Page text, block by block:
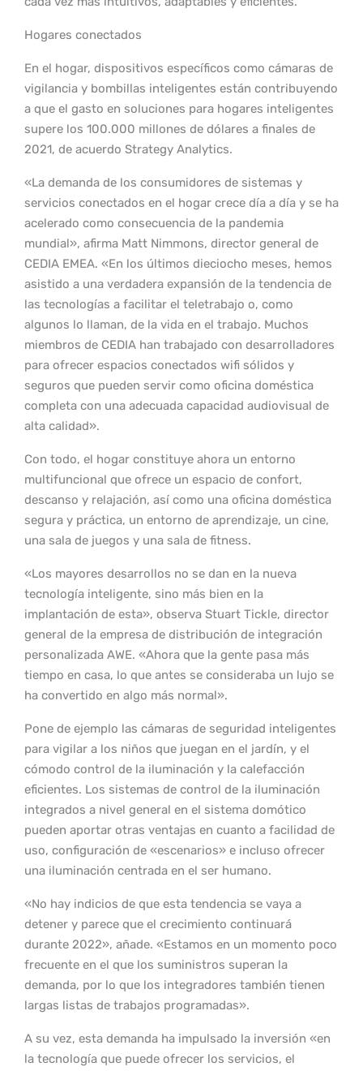
Hogares conectados
En el hogar, dispositivos específicos como cámaras de
vigilancia y bombillas inteligentes están contribuyendo
a que el gasto en soluciones para hogares inteligentes
supere los 100.000 millones de dólares a finales de
2021, de acuerdo Strategy Analytics.
«La demanda de los consumidores de sistemas y
servicios conectados en el hogar crece día a día y se ha
acelerado como consecuencia de la pandemia
mundial», afirma Matt Nimmons, director general de
CEDIA EMEA. «En los últimos dieciocho meses, hemos
asistido a una verdadera expansión de la tendencia de
las tecnologías a facilitar el teletrabajo o, como
algunos lo llaman, de la vida en el trabajo. Muchos
miembros de CEDIA han trabajado con desarrolladores
para ofrecer espacios conectados wifi sólidos y
seguros que pueden servir como oficina doméstica
completa con una adecuada capacidad audiovisual de
alta calidad».
Con todo, el hogar constituye ahora un entorno
multifuncional que ofrece un espacio de confort,
descanso y relajación, así como una oficina doméstica
segura y práctica, un entorno de aprendizaje, un cine,
una sala de juegos y una sala de fitness.
«Los mayores desarrollos no se dan en la nueva
tecnología inteligente, sino más bien en la
implantación de esta», observa Stuart Tickle, director
general de la empresa de distribución de integración
personalizada AWE. «Ahora que la gente pasa más
tiempo en casa, lo que antes se consideraba un lujo se
ha convertido en algo más normal».
Pone de ejemplo las cámaras de seguridad inteligentes
para vigilar a los niños que juegan en el jardín, y el
cómodo control de la iluminación y la calefacción
eficientes. Los sistemas de control de la iluminación
integrados a nivel general en el sistema domótico
pueden aportar otras ventajas en cuanto a facilidad de
uso, configuración de «escenarios» e incluso ofrecer
una iluminación centrada en el ser humano.
«No hay indicios de que esta tendencia se vaya a
detener y parece que el crecimiento continuará
durante 2022», añade. «Estamos en un momento poco
frecuente en el que los suministros superan la
demanda, por lo que los integradores también tienen
largas listas de trabajos programadas».
A su vez, esta demanda ha impulsado la inversión «en
la tecnología que puede ofrecer los servicios, el